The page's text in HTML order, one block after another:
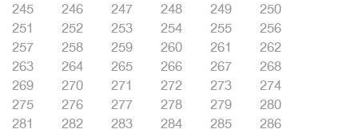
245
246 247 248 249
250
251
252 253 254 255
256
257
258 259 260 261
262
263
264 265 266 267
268
269
270 271 272 273
274
275
276 277 278 279
280
281
282 283 284 285
286